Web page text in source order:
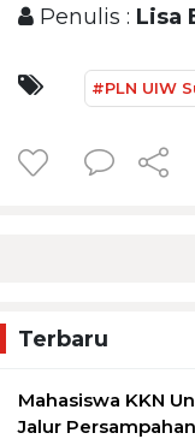
Penulis : Lisa
#PLN UIW
Terbaru
Mahasiswa KKN
Jalur